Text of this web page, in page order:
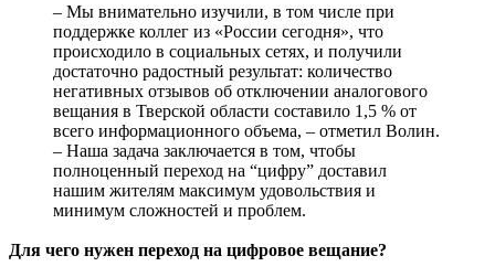
– Мы внимательно изучили, в том числе при
поддержке коллег из «России сегодня», что
происходило в социальных сетях, и получили
достаточно радостный результат: количество
негативных отзывов об отключении аналогового
вещания в Тверской области составило 1,5 % от
всего информационного объема, – отметил Волин.
– Наша задача заключается в том, чтобы
полноценный переход на “цифру” доставил
нашим жителям максимум удовольствия и
минимум сложностей и проблем.
Для чего нужен переход на цифровое вещание?